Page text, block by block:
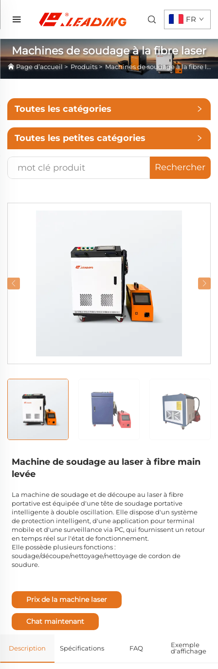
FR
Machines de soudage à la fibre laser
Page d’accueil > Produits>Machines de soudage à la fibre laser
Toutes les catégories
Toutes les petites catégories
Rechercher
Machine de soudage au laser à fibre main
levée
La machine de soudage et de découpe au laser à fibre
portative est équipée d'une tête de soudage portative
intelligente à double oscillation. Elle dispose d'un système
de protection intelligent, d'une application pour terminal
mobile et d'une surveillance via PC, qui fournissent un retour
en temps réel sur l'état de fonctionnement.
Elle possède plusieurs fonctions :
soudage/découpe/nettoyage/nettoyage de cordon de
soudure.
Prix de la machine laser
Chat maintenant
Description Spécifications FAQ
Exemple
d'affichage